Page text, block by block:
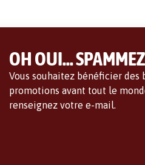
OH OUI...
Vous souhaitez bénéficier des
promotions avant tout le
renseignez votre e-mail.